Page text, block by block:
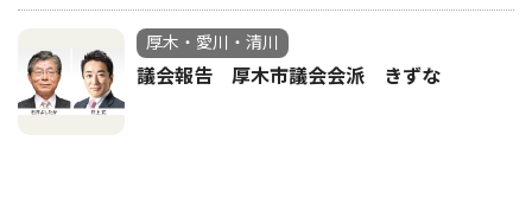
厚木・愛川・清川
議会報告 厚木市議会会派 きずな